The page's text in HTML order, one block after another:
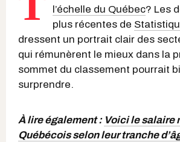
l’échelle du Québec? Les
plus récentes de
dressent un portrait clair des
qui rémunèrent le mieux dans la
sommet du classement pourrait
surprendre.
À lire également : Voici le salaire
Québécois selon leur tranche